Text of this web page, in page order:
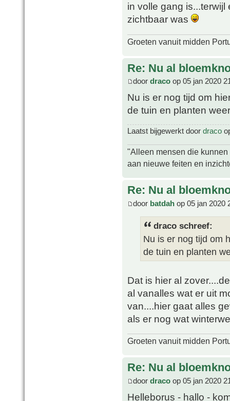
in volle gang
zichtbaar was
Groeten vanuit midden
Re: Nu al
door draco op 05 jan 2020
Nu is er nog tijd om
de tuin en planten
Laatst bijgewerkt door draco
"Alleen mensen die
aan nieuwe feiten en
Re: Nu al
door batdah op 05 jan 2020
draco schreef:
Nu is er nog tijd om
de tuin en planten
Dat is hier al
al vanalles wat er uit
van....hier gaat alles
als er nog wat
Groeten vanuit midden
Re: Nu al
door draco op 05 jan 2020
Helleborus - hallo -